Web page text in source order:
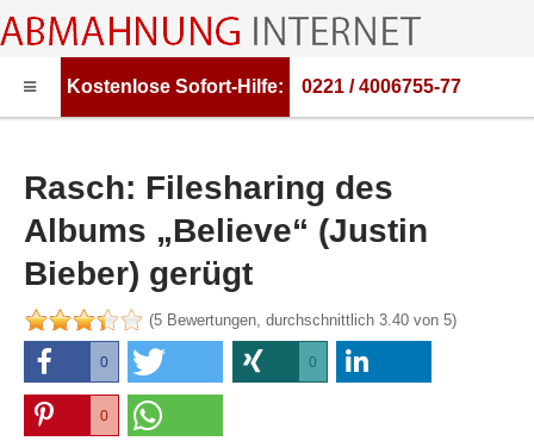
HOME
ABMAHNWARNER
ABMAHNUNG FILESHARING
RECHTSBERATUNG
Kostenlose Sofort-Hilfe: 0221 / 4006755-77
Rasch: Filesharing des
Albums „Believe“ (Justin
Bieber) gerügt
(5 Bewertungen, durchschnittlich 3.40 von 5)
0
0 0
0
0
0